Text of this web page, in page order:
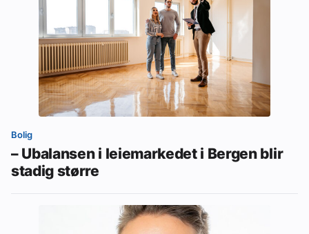
Bolig
– Ubalansen i leiemarkedet i Bergen blir
stadig større